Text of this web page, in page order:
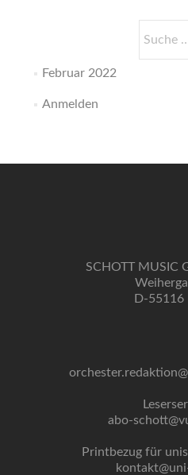
nach:
Februar 2022
Anmelden
SCHOTT MUSIC
D-55116
abo-
Printbezug für